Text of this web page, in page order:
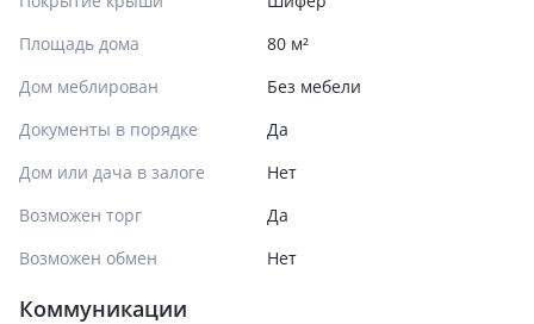
Площадь дома
80 м²
Дом меблирован
Без мебели
Документы в порядке
Да
Дом или дача в залоге
Нет
Возможен торг
Да
Возможен обмен
Нет
Коммуникации